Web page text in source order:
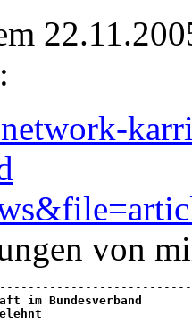
von
im Bundesverband